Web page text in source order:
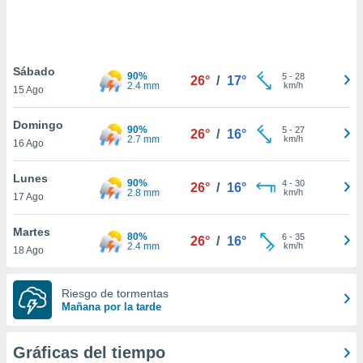
únicos
similares
como
IP
de
traten tus
en
a lo que
Para
Sábado
15 Ago
90%
2.4 mm
26° / 17° 5- 28
km/h
Domingo
16 Ago
90%
2.7 mm
26° / 16° 5- 27
km/h
Lunes
17 Ago
90%
2.8 mm
26° / 16° 4- 30
km/h
Martes
18 Ago
80%
2.4 mm
26° / 16° 6- 35
km/h
Riesgo de tormentas
Mañana por la tarde
Gráficas del tiempo